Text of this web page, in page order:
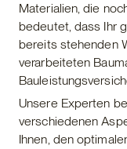
Materialien, die
bedeutet, dass Ihr
bereits stehenden
verarbeiteten
Unsere Experten
verschiedenen
Ihnen, den